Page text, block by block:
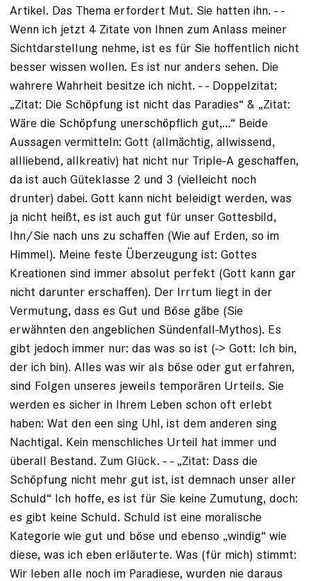
Artikel. Das Thema erfordert Mut. Sie hatten ihn. - -
Wenn ich jetzt 4 Zitate von Ihnen zum Anlass meiner
Sichtdarstellung nehme, ist es für Sie hoffentlich nicht
besser wissen wollen. Es ist nur anders sehen. Die
wahrere Wahrheit besitze ich nicht. - - Doppelzitat:
„Zitat: Die Schöpfung ist nicht das Paradies“ & „Zitat:
Wäre die Schöpfung unerschöpflich gut,...“ Beide
Aussagen vermitteln: Gott (allmächtig, allwissend,
allliebend, allkreativ) hat nicht nur Triple-A geschaffen,
da ist auch Güteklasse 2 und 3 (vielleicht noch
drunter) dabei. Gott kann nicht beleidigt werden, was
ja nicht heißt, es ist auch gut für unser Gottesbild,
Ihn/Sie nach uns zu schaffen (Wie auf Erden, so im
Himmel). Meine feste Überzeugung ist: Gottes
Kreationen sind immer absolut perfekt (Gott kann gar
nicht darunter erschaffen). Der Irrtum liegt in der
Vermutung, dass es Gut und Böse gäbe (Sie
erwähnten den angeblichen Sündenfall-Mythos). Es
gibt jedoch immer nur: das was so ist (-> Gott: Ich bin,
der ich bin). Alles was wir als böse oder gut erfahren,
sind Folgen unseres jeweils temporären Urteils. Sie
werden es sicher in Ihrem Leben schon oft erlebt
haben: Wat den een sing Uhl, ist dem anderen sing
Nachtigal. Kein menschliches Urteil hat immer und
überall Bestand. Zum Glück. - - „Zitat: Dass die
Schöpfung nicht mehr gut ist, ist demnach unser aller
Schuld“ Ich hoffe, es ist für Sie keine Zumutung, doch:
es gibt keine Schuld. Schuld ist eine moralische
Kategorie wie gut und böse und ebenso „windig“ wie
diese, was ich eben erläuterte. Was (für mich) stimmt:
Wir leben alle noch im Paradiese, wurden nie daraus